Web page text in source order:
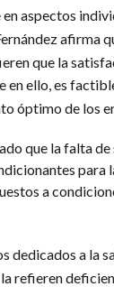
aspectos
afirma
que la
en ello, es
óptimo de los
que la falta
para
a
dedicados a la
refieren